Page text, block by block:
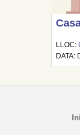
LLOC:
DATA: